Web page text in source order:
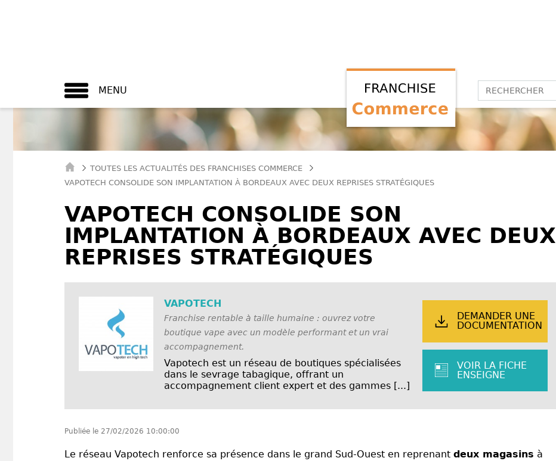
MENU
TOUTES LES ACTUALITÉS DES FRANCHISES COMMERCE
VAPOTECH CONSOLIDE SON IMPLANTATION À BORDEAUX AVEC DEUX REPRISES STRATÉGIQUES
VAPOTECH CONSOLIDE SON
IMPLANTATION À BORDEAUX AVEC DEUX
REPRISES STRATÉGIQUES
VAPOTECH
Franchise rentable à taille humaine : ouvrez votre
boutique vape avec un modèle performant et un vrai
accompagnement.
Vapotech est un réseau de boutiques spécialisées
dans le sevrage tabagique, offrant un
accompagnement client expert et des gammes [...]
DEMANDER UNE
DOCUMENTATION
VOIR LA FICHE
ENSEIGNE
Publiée le 27/02/2026 10:00:00
Le réseau Vapotech renforce sa présence dans le grand Sud-Ouest en reprenant deux magasins à